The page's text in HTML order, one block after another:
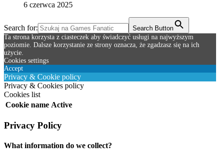
6 czerwca 2025
Search for:
Search Button
Ta strona korzysta z ciasteczek aby świadczyć usługi na najwyższym
poziomie. Dalsze korzystanie ze strony oznacza, że zgadzasz się na ich
użycie.
Cookies settings
Accept
Privacy & Cookie policy
Privacy & Cookies policy
Cookies list
Cookie name Active
Privacy Policy
What information do we collect?